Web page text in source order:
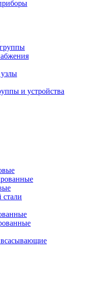
и устройства